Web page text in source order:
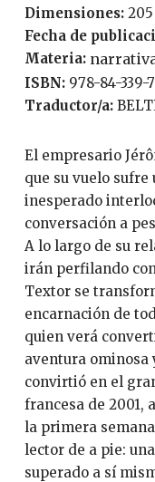
Dimensiones:
Fecha de
Materia:
ISBN:
978-84-339-
Traductor/a:
El empresario Jérôme Angust escucha el anuncio de
que su vuelo
inesperado
conversación a
A lo largo de su
irán perfilando
Textor se
encarnación de
quien verá
aventura ominosa
convirtió en el
francesa de 2001,
la primera
lector de a pie:
superado a sí